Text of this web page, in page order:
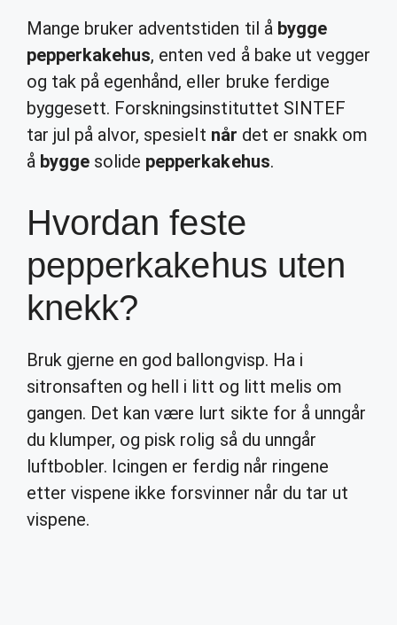
Mange bruker adventstiden til å bygge
pepperkakehus, enten ved å bake ut vegger
og tak på egenhånd, eller bruke ferdige
byggesett. Forskningsinstituttet SINTEF
tar jul på alvor, spesielt når det er snakk om
å bygge solide pepperkakehus.
Hvordan feste
pepperkakehus uten
knekk?
Bruk gjerne en god ballongvisp. Ha i
sitronsaften og hell i litt og litt melis om
gangen. Det kan være lurt sikte for å unngår
du klumper, og pisk rolig så du unngår
luftbobler. Icingen er ferdig når ringene
etter vispene ikke forsvinner når du tar ut
vispene.